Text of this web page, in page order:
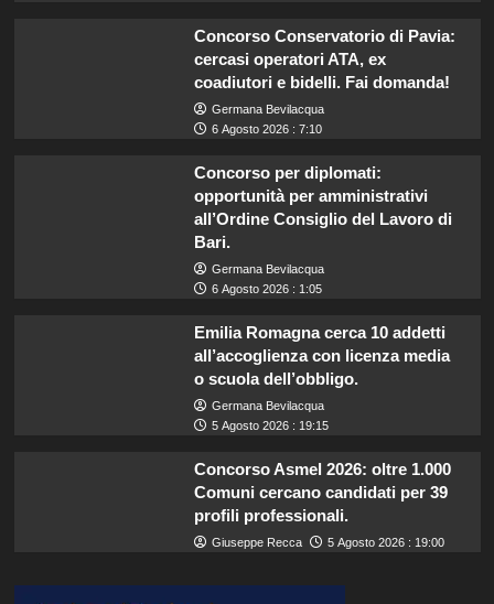
Concorso Conservatorio di Pavia:
cercasi operatori ATA, ex
coadiutori e bidelli. Fai domanda!
Germana Bevilacqua
6 Agosto 2026 : 7:10
Concorso per diplomati:
opportunità per amministrativi
all’Ordine Consiglio del Lavoro di
Bari.
Germana Bevilacqua
6 Agosto 2026 : 1:05
Emilia Romagna cerca 10 addetti
all’accoglienza con licenza media
o scuola dell’obbligo.
Germana Bevilacqua
5 Agosto 2026 : 19:15
Concorso Asmel 2026: oltre 1.000
Comuni cercano candidati per 39
profili professionali.
Giuseppe Recca 5 Agosto 2026 : 19:00